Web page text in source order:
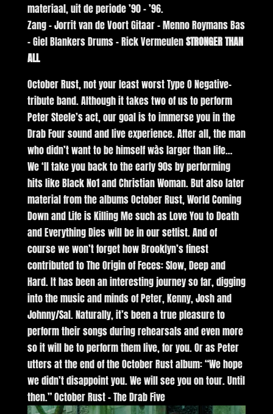
materiaal, uit de periode ’90 – ’96.
Zang – Jorrit van de Voort Gitaar – Menno Roymans Bas
– Giel Blankers Drums – Rick VermeulenSTRONGER THAN
ALL
October Rust, not your least worst Type O Negative-
tribute band. Although it takes two of us to perform
Peter Steele’s act, our goal is to immerse you in the
Drab Four sound and live experience. After all, the man
who didn’t want to be himself wàs larger than life…
We ‘ll take you back to the early 90s by performing
hits like Black No1 and Christian Woman. But also later
material from the albums October Rust, World Coming
Down and Life is Killing Me such as Love You to Death
and Everything Dies will be in our setlist. And of
course we won’t forget how Brooklyn’s finest
contributed to The Origin of Feces: Slow, Deep and
Hard. It has been an interesting journey so far, digging
into the music and minds of Peter, Kenny, Josh and
Johnny/Sal. Naturally, it’s been a true pleasure to
perform their songs during rehearsals and even more
so it will be to perform them live, for you. Or as Peter
utters at the end of the October Rust album: “We hope
we didn’t disappoint you. We will see you on tour. Until
then.” October Rust – The Drab Five